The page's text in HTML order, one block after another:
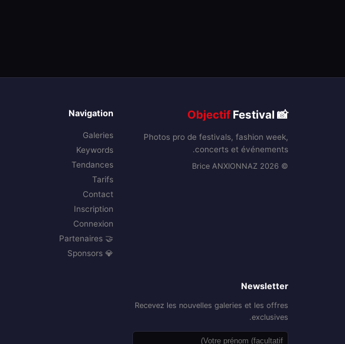
📸
Objectif Festival
Photos pro de festivals, fashion week,
concerts et événements.
© 2026 Brice ANXIONNAZ
Navigation
Galeries
Keywords
Tendances
Tarifs
Contact
Inscription
Connexion
🤝 Partenaires
💎 Sponsors
Newsletter
Recevez les nouvelles galeries et les offres
exclusives.